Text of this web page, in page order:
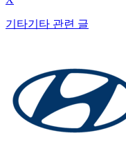
기타기타 관련 글